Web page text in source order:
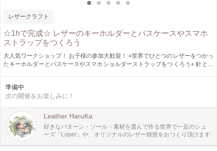
レザークラフト
☆1hで完成☆ レザーのキーホルダーとパスケースやスマホ
ストラップをつくろう
大人気ワークショップ！ お子様の参加大歓迎！ ⭐︎世界でひとつのレザーをつかっ
たキーホルダーとパスケースやスマホショルダーストラップをつくろう⭐︎ 針と糸
いて お選びいただける素材は、国産革やイタリアンレザー、ハラコ、PVC、ツ
イード、リボンレース、アンティーク着物の帯や古布など、厳選し品質の良いも
は、当日にお支払いをお願いいたします。 ●インスタグラム 情報発信をしていま
す。アカウンはこちらです。 @atelier.bonheur.et.etincelant ⚫︎ワークショップ開
催場所 ・東急東横線・大井町線の自由が丘駅もしくは九品仏駅から徒歩7分にあ
る、個人アトリエになります。 お子様連れでの参加が可能です。ご希望の方は
ご連絡ください。 ※ご予約いただいた後、詳細な住所をご案内いたします。 4名
準備中
次の開催をお楽しみに！
Leather HaruKa
好きなパターン・ソール・素材を選んで作る世界で一足のシュ
ーズ「Loper」や、オリジナルのレザー雑貨をおつくり頂けます